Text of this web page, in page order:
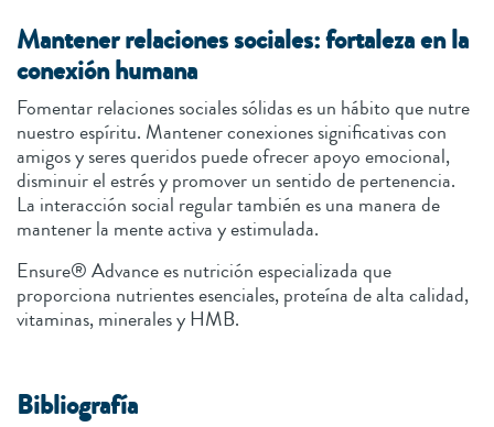
Mantener relaciones sociales: fortaleza en la
conexión humana
Fomentar relaciones sociales sólidas es un hábito que nutre
nuestro espíritu. Mantener conexiones significativas con
amigos y seres queridos puede ofrecer apoyo emocional,
disminuir el estrés y promover un sentido de pertenencia.
La interacción social regular también es una manera de
mantener la mente activa y estimulada.
Ensure® Advance es nutrición especializada que
proporciona nutrientes esenciales, proteína de alta calidad,
vitaminas, minerales y HMB.
Bibliografía